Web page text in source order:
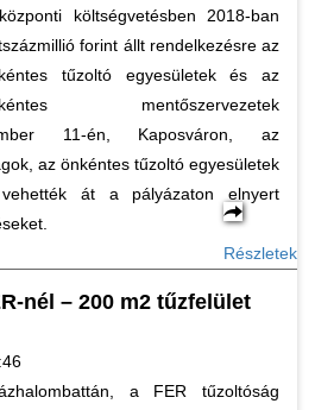
költségvetésben 2018-ban
forint állt rendelkezésre az
tűzoltó egyesületek és az
mentőszervezetek
11-én, Kaposváron, az
az önkéntes tűzoltó egyesületek
át a pályázaton elnyert
Részletek
nél – 200 m2 tűzfelület
a FER tűzoltóság